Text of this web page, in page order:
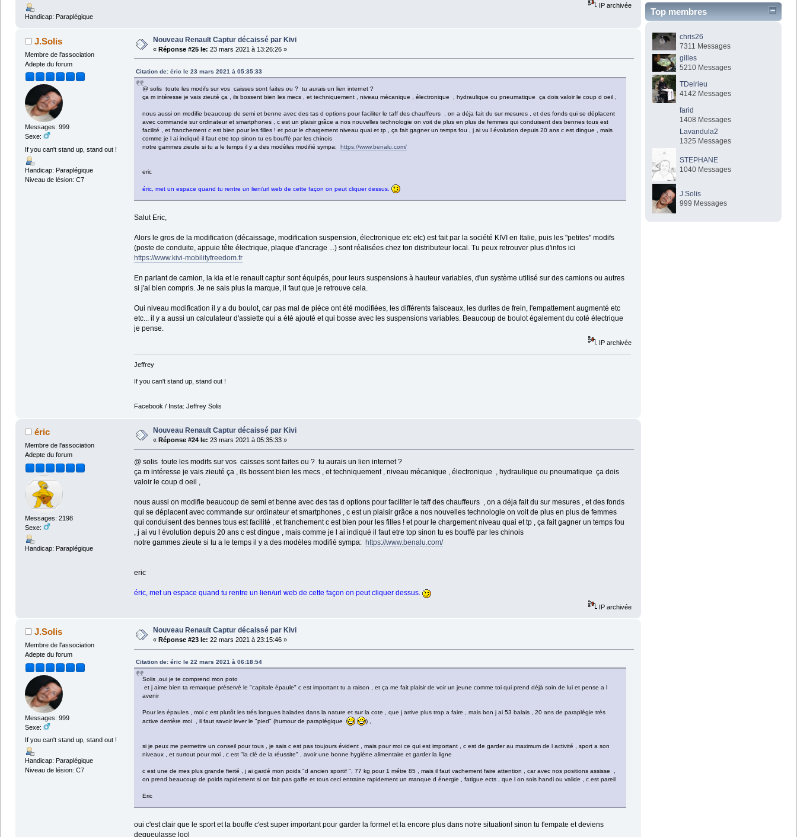
Handicap: Paraplégique
IP archivée
J.Solis
Membre de l'association
Adepte du forum
Messages: 999
Sexe:
If you can't stand up, stand out !
Handicap: Paraplégique
Niveau de lésion: C7
Nouveau Renault Captur décaissé par Kivi
« Réponse #25 le: 23 mars 2021 à 13:26:26 »
Citation de: éric le 23 mars 2021 à 05:35:33
@ solis toute les modifs sur vos caisses sont faites ou ? tu aurais un lien internet ?
ça m intéresse je vais zieuté ça , ils bossent bien les mecs , et techniquement , niveau mécanique , électronique , hydraulique ou pneumatique ça dois valoir le coup d oeil ,
nous aussi on modifie beaucoup de semi et benne avec des tas d options pour faciliter le taff des chauffeurs , on a déja fait du sur mesures , et des fonds qui se déplacent
avec commande sur ordinateur et smartphones , c est un plaisir grâce a nos nouvelles technologie on voit de plus en plus de femmes qui conduisent des bennes tous est
facilité , et franchement c est bien pour les filles ! et pour le chargement niveau quai et tp , ça fait gagner un temps fou , j ai vu l évolution depuis 20 ans c est dingue , mais
comme je l ai indiqué il faut etre top sinon tu es bouffé par les chinois
notre gammes zieute si tu a le temps il y a des modèles modifié sympa: https://www.benalu.com/
eric
éric, met un espace quand tu rentre un lien/url web de cette façon on peut cliquer dessus.
Salut Eric,
Alors le gros de la modification (décaissage, modification suspension, électronique etc etc) est fait par la société KIVI en Italie, puis les "petites" modifs
(poste de conduite, appuie tête électrique, plaque d'ancrage ...) sont réalisées chez ton distributeur local. Tu peux retrouver plus d'infos ici
https://www.kivi-mobilityfreedom.fr
En parlant de camion, la kia et le renault captur sont équipés, pour leurs suspensions à hauteur variables, d'un système utilisé sur des camions ou autres
si j'ai bien compris. Je ne sais plus la marque, il faut que je retrouve cela.
Oui niveau modification il y a du boulot, car pas mal de pièce ont été modifiées, les différents faisceaux, les durites de frein, l'empattement augmenté etc
etc... il y a aussi un calculateur d'assiette qui a été ajouté et qui bosse avec les suspensions variables. Beaucoup de boulot également du coté électrique
je pense.
IP archivée
Jeffrey
If you can't stand up, stand out !
Facebook / Insta: Jeffrey Solis
éric
Membre de l'association
Adepte du forum
Messages: 2198
Sexe:
Handicap: Paraplégique
Nouveau Renault Captur décaissé par Kivi
« Réponse #24 le: 23 mars 2021 à 05:35:33 »
@ solis toute les modifs sur vos caisses sont faites ou ? tu aurais un lien internet ?
ça m intéresse je vais zieuté ça , ils bossent bien les mecs , et techniquement , niveau mécanique , électronique , hydraulique ou pneumatique ça dois
valoir le coup d oeil ,
nous aussi on modifie beaucoup de semi et benne avec des tas d options pour faciliter le taff des chauffeurs , on a déja fait du sur mesures , et des fonds
qui se déplacent avec commande sur ordinateur et smartphones , c est un plaisir grâce a nos nouvelles technologie on voit de plus en plus de femmes
qui conduisent des bennes tous est facilité , et franchement c est bien pour les filles ! et pour le chargement niveau quai et tp , ça fait gagner un temps fou
, j ai vu l évolution depuis 20 ans c est dingue , mais comme je l ai indiqué il faut etre top sinon tu es bouffé par les chinois
notre gammes zieute si tu a le temps il y a des modèles modifié sympa: https://www.benalu.com/
eric
éric, met un espace quand tu rentre un lien/url web de cette façon on peut cliquer dessus.
IP archivée
J.Solis
Membre de l'association
Adepte du forum
Messages: 999
Sexe:
If you can't stand up, stand out !
Handicap: Paraplégique
Niveau de lésion: C7
Nouveau Renault Captur décaissé par Kivi
« Réponse #23 le: 22 mars 2021 à 23:15:46 »
Citation de: éric le 22 mars 2021 à 06:18:54
Solis ,oui je te comprend mon poto
et j aime bien ta remarque préservé le "capitale épaule" c est important tu a raison , et ça me fait plaisir de voir un jeune comme toi qui prend déjà soin de lui et pense a l
avenir
Pour les épaules , moi c est plutôt les trés longues balades dans la nature et sur la cote , que j arrive plus trop a faire , mais bon j ai 53 balais , 20 ans de paraplégie trés
active derrière moi , il faut savoir lever le "pied" (humour de paraplégique
) ,
si je peux me permettre un conseil pour tous , je sais c est pas toujours évident , mais pour moi ce qui est important , c est de garder au maximum de l activité , sport a son
niveaux , et surtout pour moi , c est "la clé de la réussite" , avoir une bonne hygiène alimentaire et garder la ligne
c est une de mes plus grande fierté , j ai gardé mon poids "d ancien sportif ", 77 kg pour 1 métre 85 , mais il faut vachement faire attention , car avec nos positions assisse ,
on prend beaucoup de poids rapidement si on fait pas gaffe et tous ceci entraine rapidement un manque d énergie , fatigue ects , que l on sois handi ou valide , c est pareil
Eric
oui c'est clair que le sport et la bouffe c'est super important pour garder la forme! et la encore plus dans notre situation! sinon tu t'empate et deviens
degueulasse lool
Top membres
chris26
7311 Messages
gilles
5210 Messages
TDelrieu
4142 Messages
farid
1408 Messages
Lavandula2
1325 Messages
STEPHANE
1040 Messages
J.Solis
999 Messages